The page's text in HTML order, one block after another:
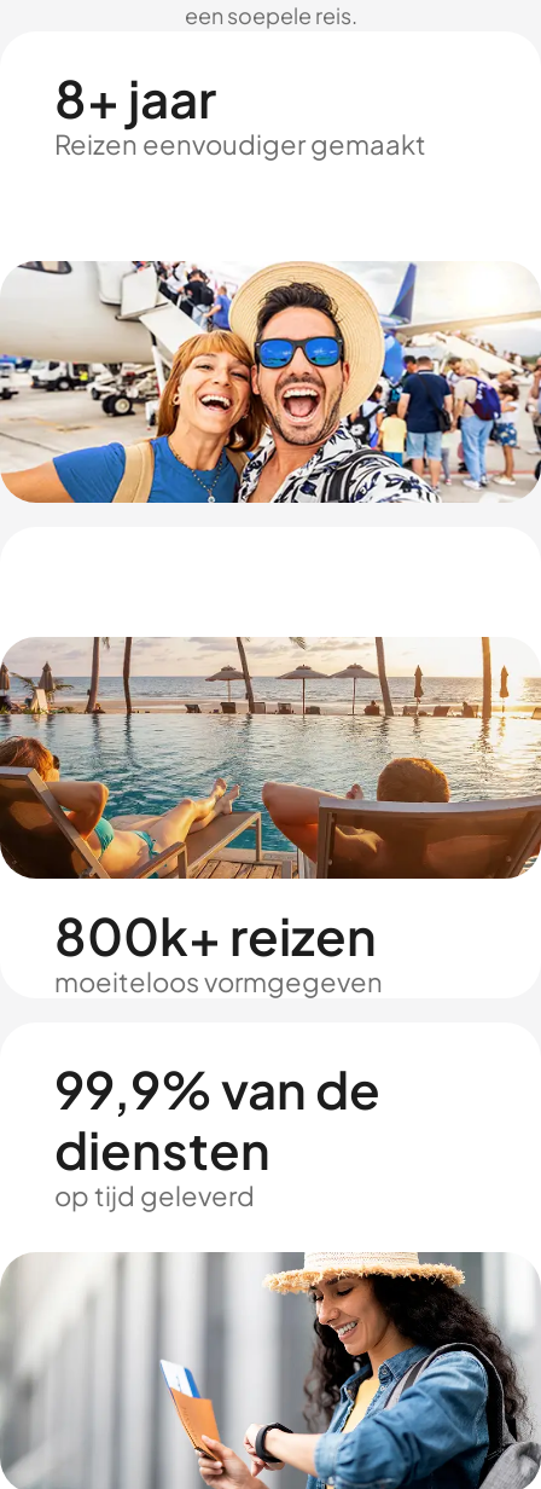
een soepele reis.
8+ jaar
Reizen eenvoudiger gemaakt
800k+ reizen
moeiteloos vormgegeven
99,9% van de
diensten
op tijd geleverd